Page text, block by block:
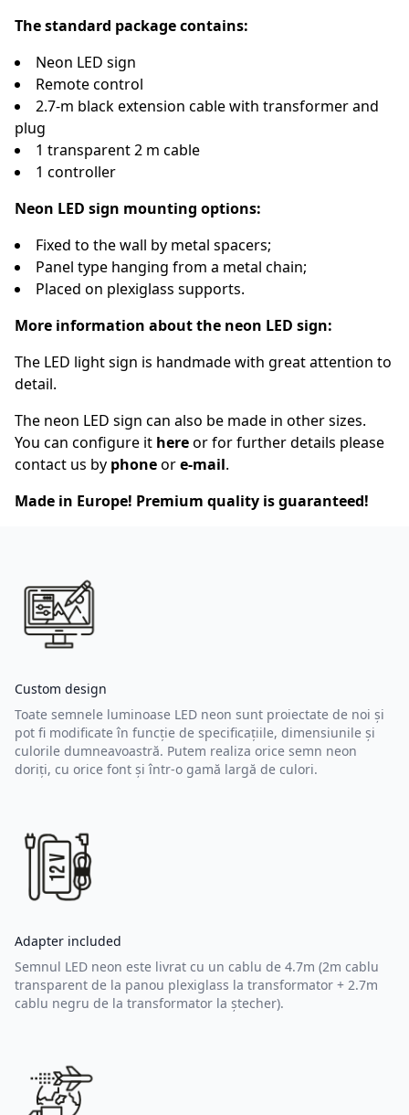
The standard package contains:
Neon LED sign
Remote control
2.7-m black extension cable with transformer and
plug
1 transparent 2 m cable
1 controller
Neon LED sign mounting options:
Fixed to the wall by metal spacers;
Panel type hanging from a metal chain;
Placed on plexiglass supports.
More information about the neon LED sign:
The LED light sign is handmade with great attention to
detail.
The neon LED sign can also be made in other sizes.
You can configure it hereor for further details please
contact us by phoneore-mail.
Made in Europe! Premium quality is guaranteed!
Custom design
Toate semnele luminoase LED neon sunt proiectate de noi și
pot fi modificate în funcție de specificațiile, dimensiunile și
culorile dumneavoastră. Putem realiza orice semn neon
doriți, cu orice font și într-o gamă largă de culori.
Adapter included
Semnul LED neon este livrat cu un cablu de 4.7m (2m cablu
transparent de la panou plexiglass la transformator + 2.7m
cablu negru de la transformator la ștecher).